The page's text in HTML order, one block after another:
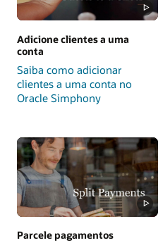
Adicione clientes a uma
conta
Saiba como adicionar
clientes a uma conta no
Oracle Simphony
Parcele pagamentos